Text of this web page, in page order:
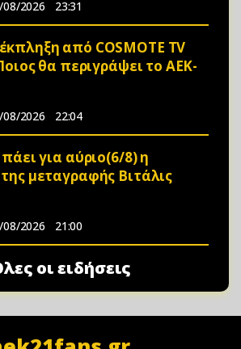
08/2026 23:31
από COSMOTE TV
θα περιγράψει το ΑΕΚ-
08/2026 22:04
για αύριο(6/8) η
μεταγραφής Βιτάλις
08/2026 21:00
οι ειδήσεις